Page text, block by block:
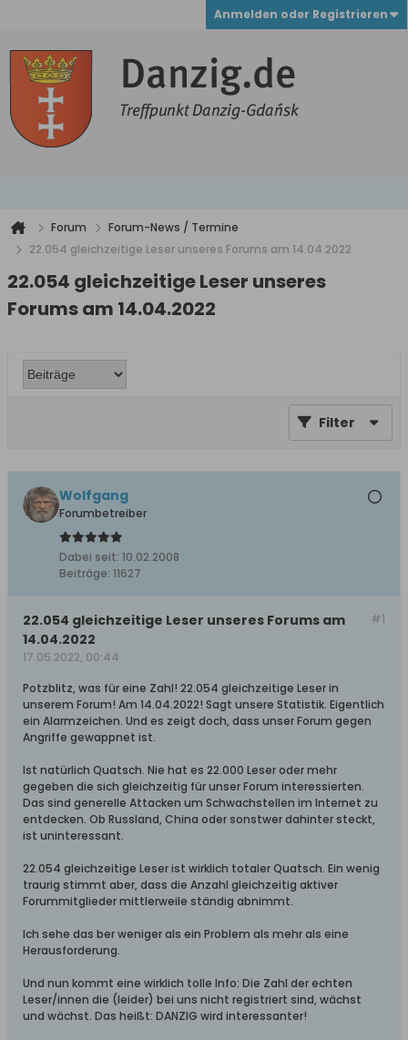
Anmelden oder Registrieren
Forum
Forum-News / Termine
22.054 gleichzeitige Leser unseres Forums am 14.04.2022
22.054 gleichzeitige Leser unseres
Forums am 14.04.2022
Filter
Wolfgang
Forumbetreiber
Dabei seit: 10.02.2008
Beiträge: 11627
#1
22.054 gleichzeitige Leser unseres Forums am
14.04.2022
17.05.2022, 00:44
Potzblitz, was für eine Zahl! 22.054 gleichzeitige Leser in
unserem Forum! Am 14.04.2022! Sagt unsere Statistik. Eigentlich
ein Alarmzeichen. Und es zeigt doch, dass unser Forum gegen
Angriffe gewappnet ist.
Ist natürlich Quatsch. Nie hat es 22.000 Leser oder mehr
gegeben die sich gleichzeitig für unser Forum interessierten.
Das sind generelle Attacken um Schwachstellen im Internet zu
entdecken. Ob Russland, China oder sonstwer dahinter steckt,
ist uninteressant.
22.054 gleichzeitige Leser ist wirklich totaler Quatsch. Ein wenig
traurig stimmt aber, dass die Anzahl gleichzeitig aktiver
Forummitglieder mittlerweile ständig abnimmt.
Ich sehe das ber weniger als ein Problem als mehr als eine
Herausforderung.
Und nun kommt eine wirklich tolle Info: Die Zahl der echten
Leser/innen die (leider) bei uns nicht registriert sind, wächst
und wächst. Das heißt: DANZIG wird interessanter!